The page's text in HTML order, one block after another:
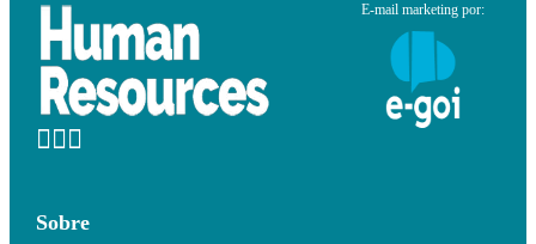
E-mail marketing por:
Sobre